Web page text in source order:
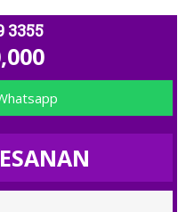
3355